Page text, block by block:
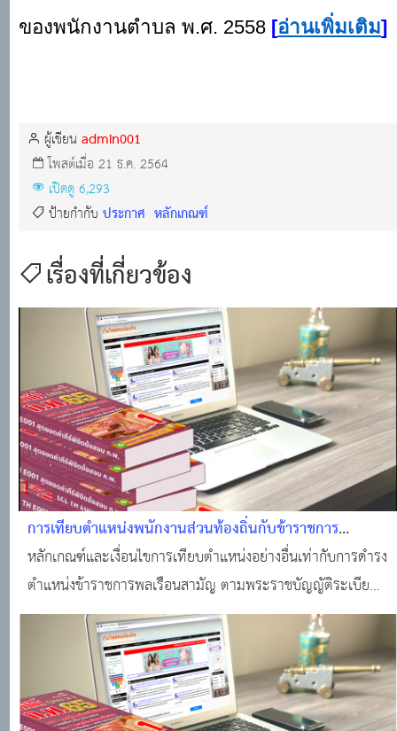
ของพนักงานตำบล พ.ศ. 2558 [อ่านเพิ่มเติม]
ผู้เขียนadmin001
โพสต์เมื่อ 21 ธ.ค. 2564
เปิดดู 6,293
ป้ายกำกับประกาศ หลักเกณฑ์
เรื่องที่เกี่ยวข้อง
การเทียบตำแหน่งพนักงานส่วนท้องถิ่นกับข้าราชการ
พลเรือนสามัญ
หลักเกณฑ์และเงื่อนไขการเทียบตำแหน่งอย่างอื่นเท่ากับการดำรง
ตำแหน่งข้าราชการพลเรือนสามัญ ตามพระราชบัญญัติระเบียบ
ข้าราชการพลเรือน พ ศ 2551